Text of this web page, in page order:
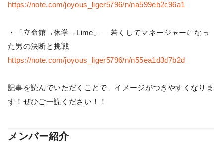
https://note.com/joyous_liger5796/n/na599eb2c96a1
・「立命館→休学→Lime」— 若くしてマネージャーになっ
た男の決断と挑戦
https://note.com/joyous_liger5796/n/n55ea1d3d7b2d
記事を読んでいただくことで、イメージがつきやすくなりま
す！ぜひご一読ください！！
メンバー紹介